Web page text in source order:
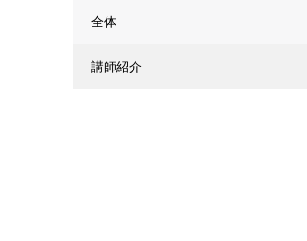
全体
講師紹介